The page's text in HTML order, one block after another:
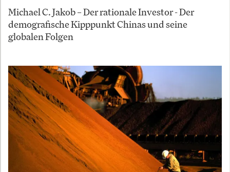
Michael C. Jakob – Der rationale Investor - Der
demografische Kipppunkt Chinas und seine
globalen Folgen